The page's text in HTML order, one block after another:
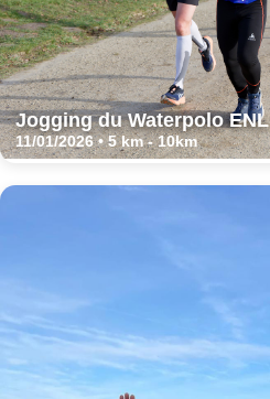
Jogging du Waterpolo ENL
11/01/2026 • 5 km - 10km